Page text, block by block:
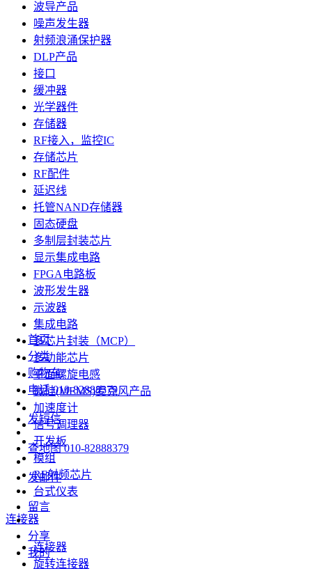
波导产品
噪声发生器
射频浪涌保护器
DLP产品
接口
缓冲器
光学器件
存储器
RF接入，监控IC
存储芯片
RF配件
延迟线
托管NAND存储器
固态硬盘
多制层封装芯片
显示集成电路
FPGA电路板
波形发生器
示波器
集成电路
多芯片封装（MCP）
多功能芯片
平面螺旋电感
微硅(MEMS)麦克风产品
加速度计
信号调理器
开发板
模组
RF射频芯片
台式仪表
连接器
连接器
旋转连接器
首页
分类
购物车
电话 010-82888379
发短信
查地图 010-82888379
发邮件
留言
分享
我的